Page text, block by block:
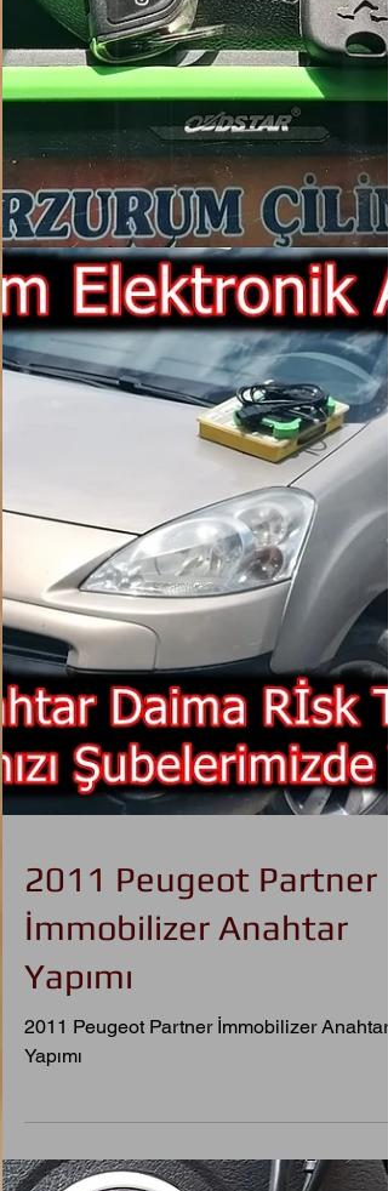
2011 Peugeot Partner